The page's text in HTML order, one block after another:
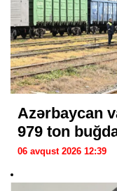
Azərbaycan
979 ton
06 avqust 2026 12:39